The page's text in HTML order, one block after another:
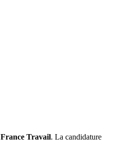
France Travail. La candidature